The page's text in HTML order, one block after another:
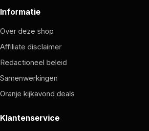
Informatie
Over deze shop
Affiliate disclaimer
Redactioneel beleid
Samenwerkingen
Oranje kijkavond deals
Klantenservice